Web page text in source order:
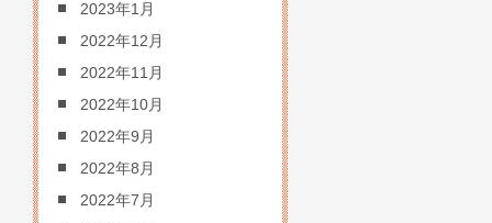
2023年1月
2022年12月
2022年11月
2022年10月
2022年9月
2022年8月
2022年7月